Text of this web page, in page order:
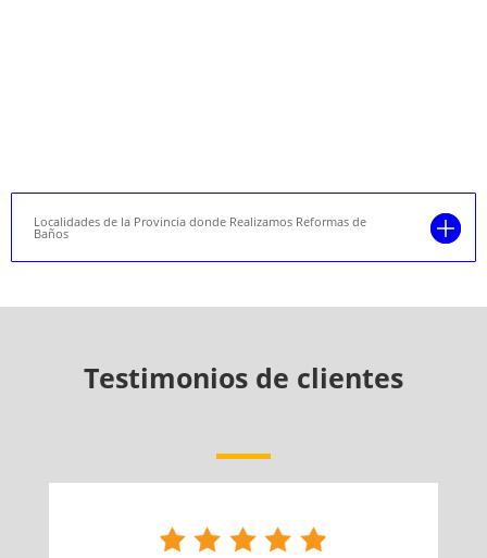
Localidades de la Provincia donde Realizamos Reformas de
Baños
Testimonios de clientes